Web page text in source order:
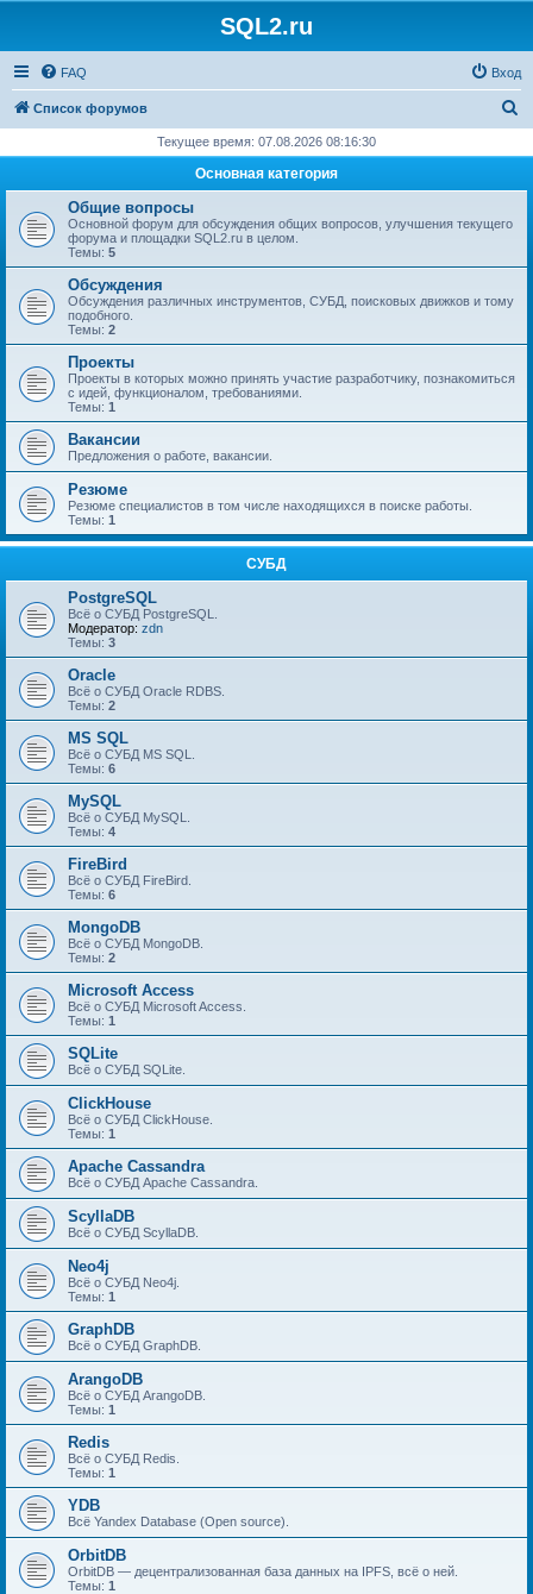
SQL2.ru
FAQ Вход
Список форумов
с
Текущее время: 07.08.2026 08:16:30
Основная категория
Общие вопросы
Основной форум для обсуждения общих вопросов, улучшения текущего
форума и площадки SQL2.ru в целом.
Темы: 5
Обсуждения
Обсуждения различных инструментов, СУБД, поисковых движков и тому
подобного.
Темы: 2
Проекты
Проекты в которых можно принять участие разработчику, познакомиться
с идей, функционалом, требованиями.
Темы: 1
Вакансии
Предложения о работе, вакансии.
Резюме
Резюме специалистов в том числе находящихся в поиске работы.
Темы: 1
СУБД
PostgreSQL
Всё о СУБД PostgreSQL.
Модератор: zdn
Темы: 3
Oracle
Всё о СУБД Oracle RDBS.
Темы: 2
MS SQL
Всё о СУБД MS SQL.
Темы: 6
MySQL
Всё о СУБД MySQL.
Темы: 4
FireBird
Всё о СУБД FireBird.
Темы: 6
MongoDB
Всё о СУБД MongoDB.
Темы: 2
Microsoft Access
Всё о СУБД Microsoft Access.
Темы: 1
SQLite
Всё о СУБД SQLite.
ClickHouse
Всё о СУБД ClickHouse.
Темы: 1
Apache Cassandra
Всё о СУБД Apache Cassandra.
ScyllaDB
Всё о СУБД ScyllaDB.
Neo4j
Всё о СУБД Neo4j.
Темы: 1
GraphDB
Всё о СУБД GraphDB.
ArangoDB
Всё о СУБД ArangoDB.
Темы: 1
Redis
Всё о СУБД Redis.
Темы: 1
YDB
Всё Yandex Database (Open source).
OrbitDB
OrbitDB — децентрализованная база данных на IPFS, всё о ней.
Темы: 1